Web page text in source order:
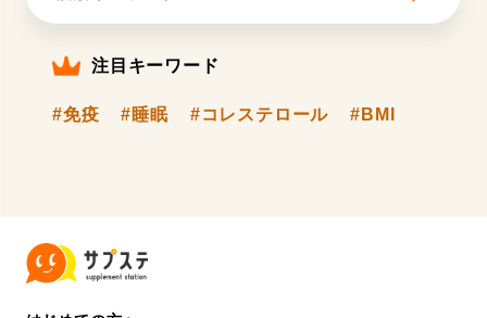
注目キーワード
#免疫 #睡眠 #コレステロール #BMI